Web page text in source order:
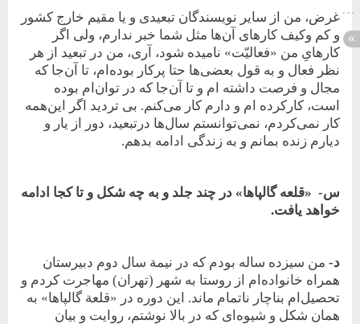
غرض، من از سایر نویسندگان تبعیدی و یا مقیم خارج کشور
و کم و‌کیف کارهای آن‌ها مثل شما خبر ندارم، ولی اگر
کارهایِ من «فعالیّت» نامیده شود، آری، من در تبعید از هر
نظر فعال و به قول بعضی‌ها حتا پرکار بوده‌ام، تا آن‌جا که
مجال و فرصت داشته ام و تا آن‌جا که در توان‌ام بوده
است، کارکرده ام و دارم کار می‌کنم. بی تردید اگر این‌همه
کار نمی‌کردم، نمی‌توانستم سال‌ها درتبعید، دور از یار و
دیارم زنده بمانم و به زندگی ادامه بدهم.
س- «قلعه گالپاها» در چند جلد و به چه شکل و تا کجا ادامه
خواهد یافت.
د- من سیزده ساله بودم که در نیمة سال دوم دبیرستان
همراه خانواده‌ام از روستا به شهر (تهران) مهاجرت کردم و
تحصیل‌ام بناچار ناتمام ماند. این دوره در «قلعة گالپاها» به
همان شکل و شیوه‌ای که در بالا نوشتم، روایت و بیان